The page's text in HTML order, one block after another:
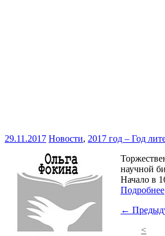
29.11.2017 Новости, 2017 год – Год
научной
Начало в
Подробнее
←
<